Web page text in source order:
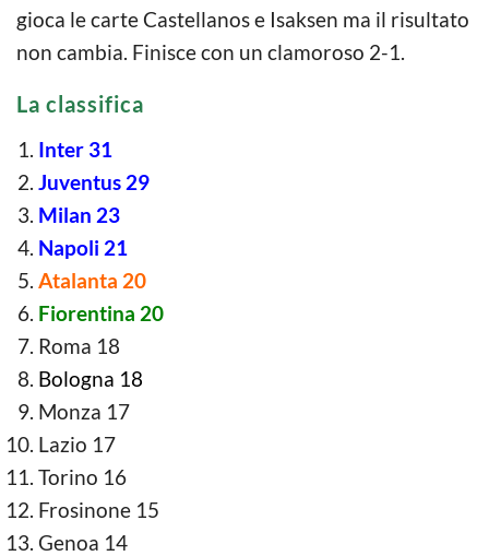
gioca le carte Castellanos e Isaksen ma il risultato
non cambia. Finisce con un clamoroso 2-1.
La classifica
Inter 31
Juventus 29
Milan 23
Napoli 21
Atalanta 20
Fiorentina 20
Roma 18
Bologna 18
Monza 17
Lazio 17
Torino 16
Frosinone 15
Genoa 14